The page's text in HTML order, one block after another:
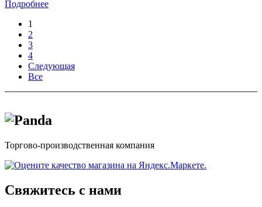
Подробнее
1
2
3
4
Следующая
Все
Торгово-производственная компания
Свяжитесь с нами